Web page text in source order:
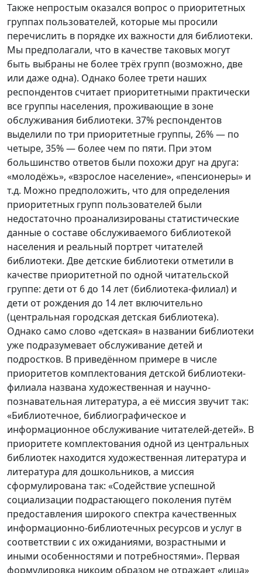
Также непростым оказался вопрос о приоритетных
группах пользователей, которые мы просили
перечислить в порядке их важности для библиотеки.
Мы предполагали, что в качестве таковых могут
быть выбраны не более трёх групп (возможно, две
или даже одна). Однако более трети наших
респондентов считает приоритетными практически
все группы населения, проживающие в зоне
обслуживания библиотеки. 37% респондентов
выделили по три приоритетные группы, 26% — по
четыре, 35% — более чем по пяти. При этом
большинство ответов были похожи друг на друга:
«молодёжь», «взрослое население», «пенсионеры» и
т.д. Можно предположить, что для определения
приоритетных групп пользователей были
недостаточно проанализированы статистические
данные о составе обслуживаемого библиотекой
населения и реальный портрет читателей
библиотеки. Две детские библиотеки отметили в
качестве приоритетной по одной читательской
группе: дети от 6 до 14 лет (библиотека-филиал) и
дети от рождения до 14 лет включительно
(центральная городская детская библиотека).
Однако само слово «детская» в названии библиотеки
уже подразумевает обслуживание детей и
подростков. В приведённом примере в числе
приоритетов комплектования детской библиотеки-
филиала названа художественная и научно-
познавательная литература, а её миссия звучит так:
«Библиотечное, библиографическое и
информационное обслуживание читателей-детей». В
приоритете комплектования одной из центральных
библиотек находится художественная литература и
литература для дошкольников, а миссия
сформулирована так: «Содействие успешной
социализации подрастающего поколения путём
предоставления широкого спектра качественных
информационно-библиотечных ресурсов и услуг в
соответствии с их ожиданиями, возрастными и
иными особенностями и потребностями». Первая
формулировка никоим образом не отражает «лица»